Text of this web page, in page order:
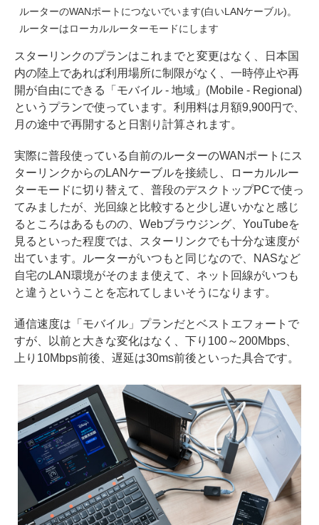
ルーターのWANポートにつないでいます(白いLANケーブル)。
ルーターはローカルルーターモードにします
スターリンクのプランはこれまでと変更はなく、日本国
内の陸上であれば利用場所に制限がなく、一時停止や再
開が自由にできる「モバイル - 地域」(Mobile - Regional)
というプランで使っています。利用料は月額9,900円で、
月の途中で再開すると日割り計算されます。
実際に普段使っている自前のルーターのWANポートにス
ターリンクからのLANケーブルを接続し、ローカルルー
ターモードに切り替えて、普段のデスクトップPCで使っ
てみましたが、光回線と比較すると少し遅いかなと感じ
るところはあるものの、Webブラウジング、YouTubeを
見るといった程度では、スターリンクでも十分な速度が
出ています。ルーターがいつもと同じなので、NASなど
自宅のLAN環境がそのまま使えて、ネット回線がいつも
と違うということを忘れてしまいそうになります。
通信速度は「モバイル」プランだとベストエフォートで
すが、以前と大きな変化はなく、下り100～200Mbps、
上り10Mbps前後、遅延は30ms前後といった具合です。